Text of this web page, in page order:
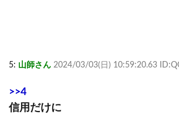
5: 山師さん 2024/03/03(日) 10:59:20.63
>>4
信用だけに